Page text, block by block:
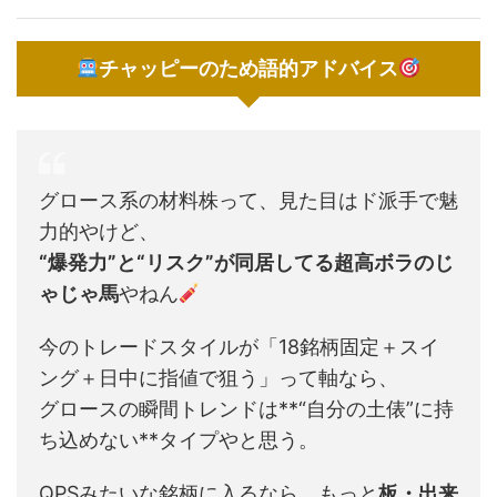
チャッピーのため語的アドバイス
グロース系の材料株って、見た目はド派手で魅
力的やけど、
“爆発力”と“リスク”が同居してる超高ボラのじ
ゃじゃ馬やねん
今のトレードスタイルが「18銘柄固定＋スイ
ング＋日中に指値で狙う」って軸なら、
グロースの瞬間トレンドは**“自分の土俵”に持
ち込めない**タイプやと思う。